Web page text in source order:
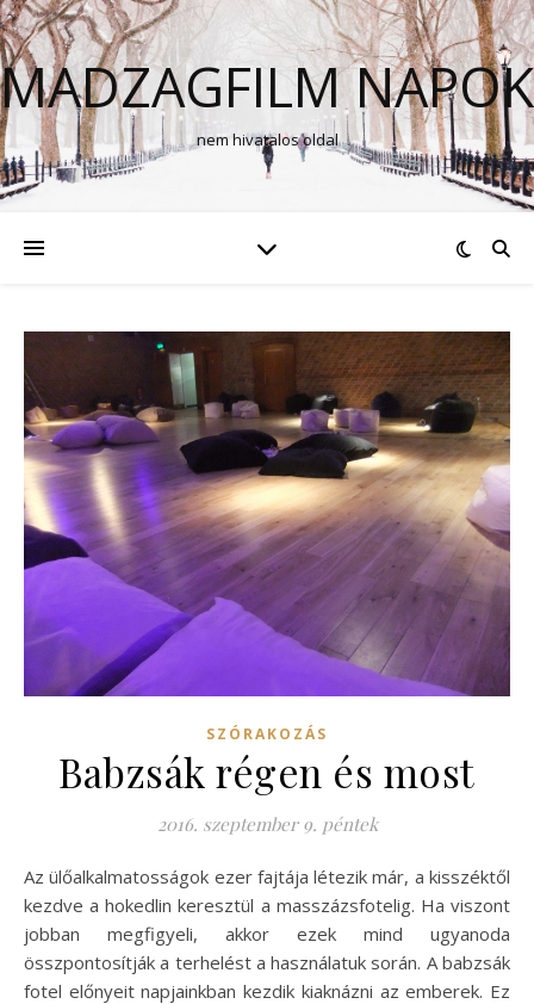
MADZAGFILM NAPOK
nem hivatalos oldal
SZÓRAKOZÁS
Babzsák régen és most
2016. szeptember 9. péntek
Az ülőalkalmatosságok ezer fajtája létezik már, a kisszéktől
kezdve a hokedlin keresztül a masszázsfotelig. Ha viszont
jobban megfigyeli, akkor ezek mind ugyanoda
összpontosítják a terhelést a használatuk során. A babzsák
fotel előnyeit napjainkban kezdik kiaknázni az emberek. Ez